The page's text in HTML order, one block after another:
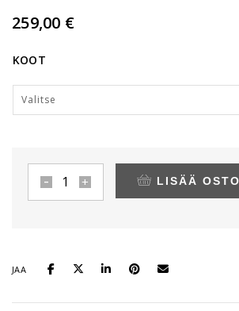
259,00 €
KOOT
MOHAIR
Short
puuteriroosa
määrä
LISÄÄ
JAA